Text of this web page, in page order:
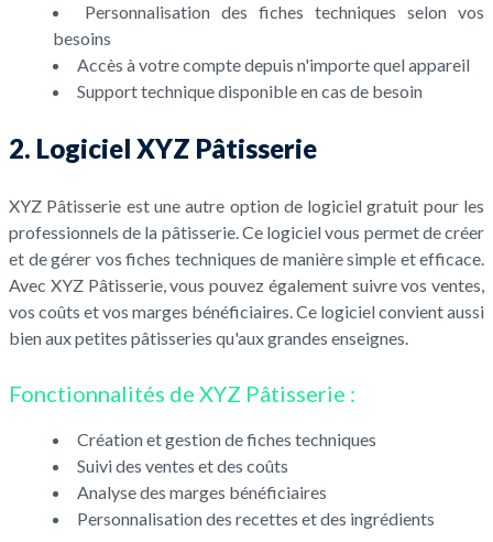
Personnalisation des fiches techniques selon vos
besoins
Accès à votre compte depuis n'importe quel appareil
Support technique disponible en cas de besoin
2. Logiciel XYZ Pâtisserie
XYZ Pâtisserie est une autre option de logiciel gratuit pour les
professionnels de la pâtisserie. Ce logiciel vous permet de créer
et de gérer vos fiches techniques de manière simple et efficace.
Avec XYZ Pâtisserie, vous pouvez également suivre vos ventes,
vos coûts et vos marges bénéficiaires. Ce logiciel convient aussi
bien aux petites pâtisseries qu'aux grandes enseignes.
Fonctionnalités de XYZ Pâtisserie :
Création et gestion de fiches techniques
Suivi des ventes et des coûts
Analyse des marges bénéficiaires
Personnalisation des recettes et des ingrédients